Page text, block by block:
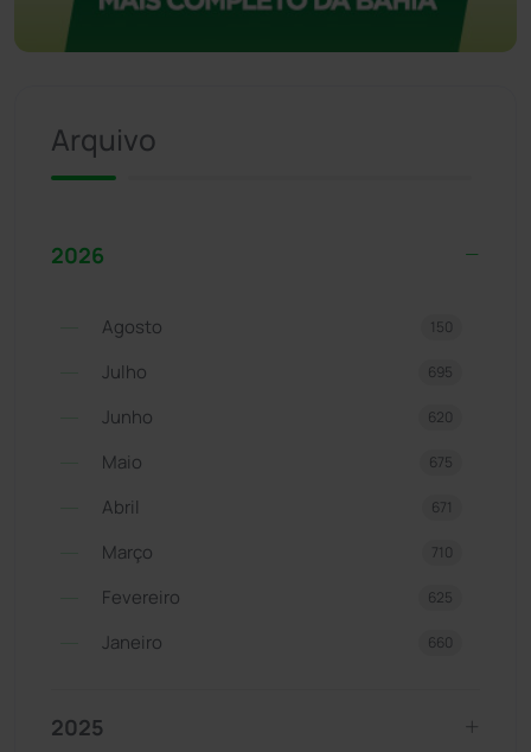
Arquivo
2026
Agosto 150
Julho 695
Junho 620
Maio 675
Abril 671
Março 710
Fevereiro 625
Janeiro 660
2025